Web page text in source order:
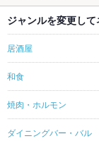
ジャンルを変更し
居酒屋
和食
焼肉・ホルモン
ダイニングバー・バル